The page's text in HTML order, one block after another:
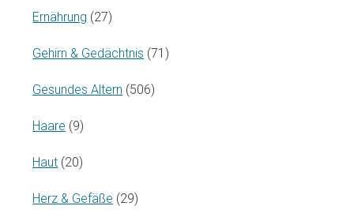
Ernährung (27)
Gehirn & Gedächtnis (71)
Gesundes Altern (506)
Haare (9)
Haut (20)
Herz & Gefäße (29)